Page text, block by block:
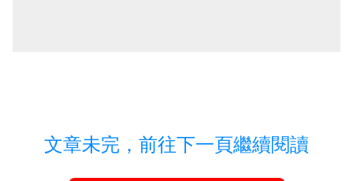
文章未完，前往下一頁繼續閱讀